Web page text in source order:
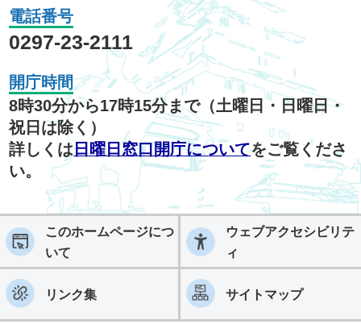
電話番号
0297-23-2111
開庁時間
8時30分から17時15分まで（土曜日・日曜日・
祝日は除く）
詳しくは 日曜日窓口開庁についてをご覧くださ
い。
このホームページにつ
いて
ウェブアクセシビリテ
ィ
リンク集 サイトマップ